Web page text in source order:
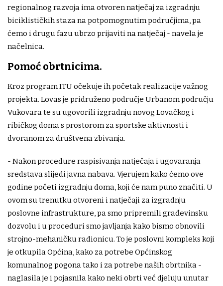
regionalnog razvoja ima otvoren natječaj za izgradnju
biciklističkih staza na potpomognutim područjima, pa
ćemo i drugu fazu ubrzo prijaviti na natječaj - navela je
načelnica.
Pomoć obrtnicima.
Kroz program ITU očekuje ih početak realizacije važnog
projekta. Lovas je pridruženo područje Urbanom području
Vukovara te su ugovorili izgradnju novog Lovačkog i
ribičkog doma s prostorom za sportske aktivnosti i
dvoranom za društvena zbivanja.
- Nakon procedure raspisivanja natječaja i ugovaranja
sredstava slijedi javna nabava. Vjerujem kako ćemo ove
godine početi izgradnju doma, koji će nam puno značiti. U
ovom su trenutku otvoreni i natječaji za izgradnju
poslovne infrastrukture, pa smo pripremili građevinsku
dozvolu i u proceduri smo javljanja kako bismo obnovili
strojno-mehaničku radionicu. To je poslovni kompleks koji
je otkupila Općina, kako za potrebe Općinskog
komunalnog pogona tako i za potrebe naših obrtnika -
naglasila je i pojasnila kako neki obrti već djeluju unutar